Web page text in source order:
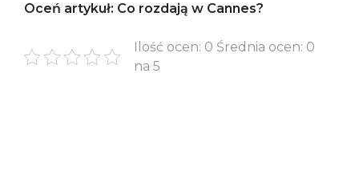
Oceń artykuł: Co rozdają w Cannes?
Ilość ocen: 0 Średnia ocen: 0
na 5